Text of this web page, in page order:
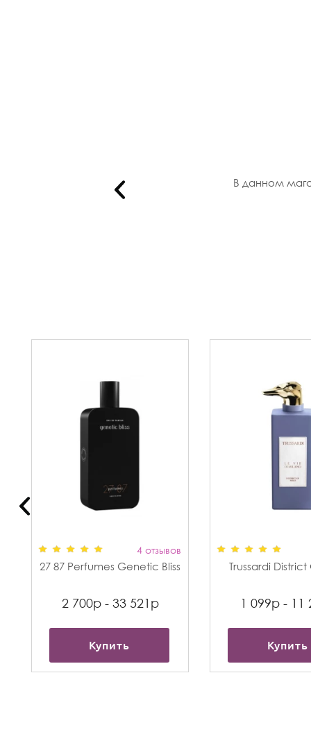
В данном
4 отзывов
27 87 Perfumes Genetic Bliss
2 700р - 33 521р
Купить
Trussardi
1 099р - 11
Купить